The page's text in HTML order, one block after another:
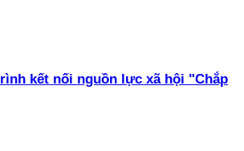
kết nối nguồn lực xã hội "Chắp